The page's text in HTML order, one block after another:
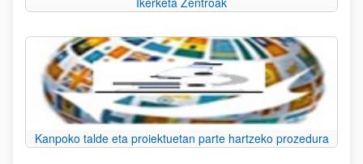
Kanpoko talde eta proiektuetan parte hartzeko prozedura